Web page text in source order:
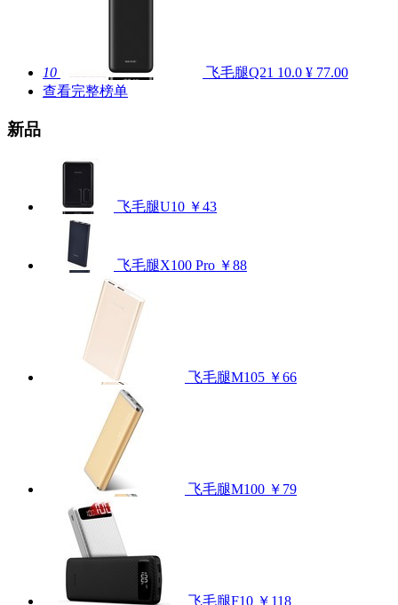
10 飞毛腿Q21 10.0 ¥ 77.00
查看完整榜单
新品
飞毛腿U10 ￥43
飞毛腿X100 Pro ￥88
飞毛腿M105 ￥66
飞毛腿M100 ￥79
飞毛腿F10 ￥118